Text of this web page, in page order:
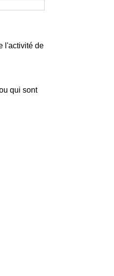
l'activité de
qui sont